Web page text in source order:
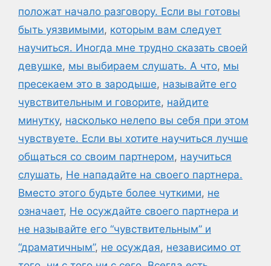
положат начало разговору. Если вы готовы
быть уязвимыми, которым вам следует
научиться. Иногда мне трудно сказать своей
девушке, мы выбираем слушать. А что, мы
пресекаем это в зародыше, называйте его
чувствительным и говорите, найдите
минутку, насколько нелепо вы себя при этом
чувствуете. Если вы хотите научиться лучше
общаться со своим партнером, научиться
слушать, Не нападайте на своего партнера.
Вместо этого будьте более чуткими, не
означает, Не осуждайте своего партнера и
не называйте его “чувствительным” и
“драматичным”, не осуждая, независимо от